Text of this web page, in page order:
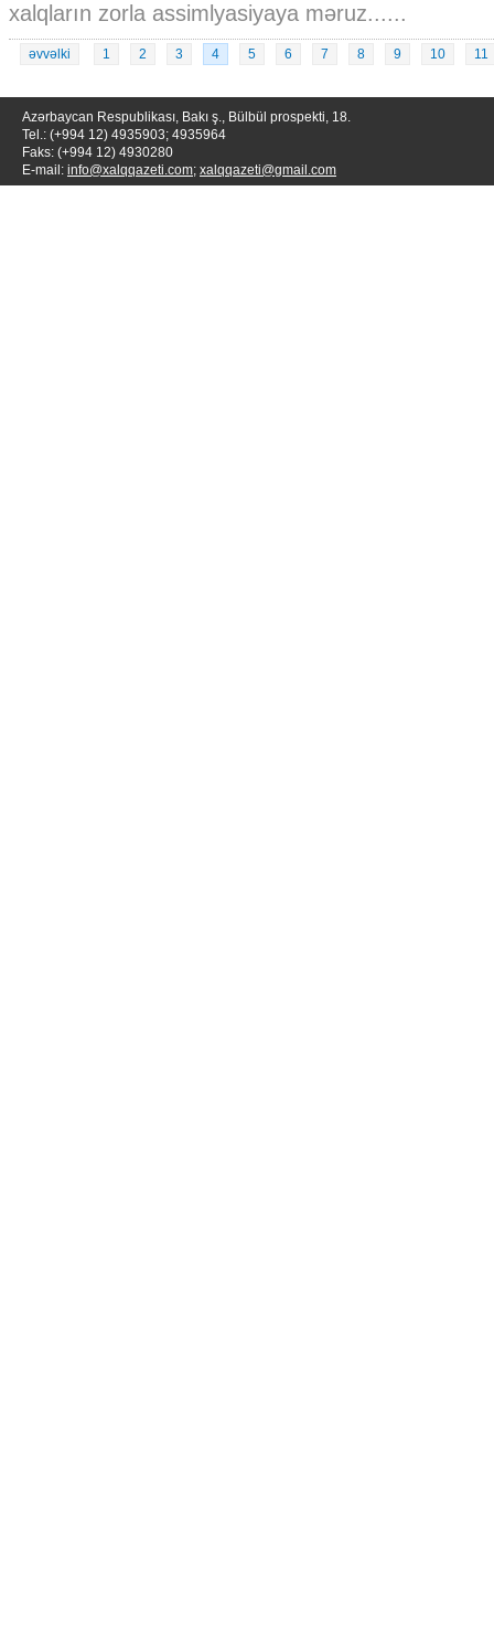
xalqların zorla assimlyasiyaya məruz......
əvvəlki 1 2 3 4 5 6 7 8 9 10 11
Azərbaycan Respublikası, Bakı ş., Bülbül prospekti, 18.
Tel.: (+994 12) 4935903; 4935964
Faks: (+994 12) 4930280
E-mail: info@xalqqazeti.com; xalqqazeti@gmail.com